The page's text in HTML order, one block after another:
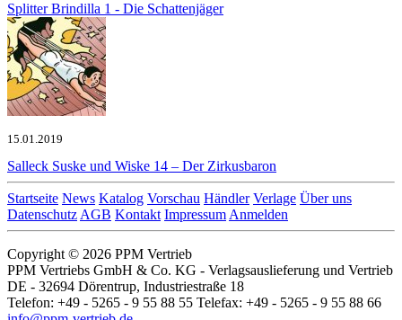
SplitterBrindilla 1 - Die Schattenjäger
15.01.2019
Salleck Suske und Wiske 14 – Der Zirkusbaron
Startseite News Katalog Vorschau Händler Verlage Über uns
Datenschutz AGB Kontakt Impressum Anmelden
Copyright © 2026 PPM Vertrieb
PPM Vertriebs GmbH & Co. KG - Verlagsauslieferung und Vertrieb
DE - 32694 Dörentrup, Industriestraße 18
Telefon: +49 - 5265 - 9 55 88 55 Telefax: +49 - 5265 - 9 55 88 66